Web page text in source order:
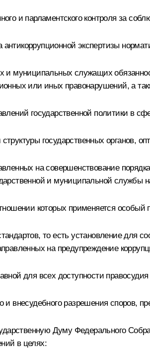
и парламентского контроля за
экспертизы
и муниципальных служащих
или иных правонарушений, а
государственной политики в
государственных органов,
на совершенствование
и муниципальной службы
которых применяется
то есть установление для
на предупреждение
для всех доступности
и внесудебного разрешения споров,
Думу Федерального
в целях: